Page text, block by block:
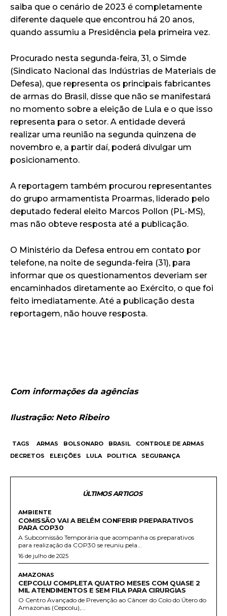
saiba que o cenário de 2023 é completamente
diferente daquele que encontrou há 20 anos,
quando assumiu a Presidência pela primeira vez.
Procurado nesta segunda-feira, 31, o Simde
(Sindicato Nacional das Indústrias de Materiais de
Defesa), que representa os principais fabricantes
de armas do Brasil, disse que não se manifestará
no momento sobre a eleição de Lula e o que isso
representa para o setor. A entidade deverá
realizar uma reunião na segunda quinzena de
novembro e, a partir daí, poderá divulgar um
posicionamento.
A reportagem também procurou representantes
do grupo armamentista Proarmas, liderado pelo
deputado federal eleito Marcos Pollon (PL-MS),
mas não obteve resposta até a publicação.
O Ministério da Defesa entrou em contato por
telefone, na noite de segunda-feira (31), para
informar que os questionamentos deveriam ser
encaminhados diretamente ao Exército, o que foi
feito imediatamente. Até a publicação desta
reportagem, não houve resposta.
Com informações da agências
Ilustração: Neto Ribeiro
TAGS ARMAS BOLSONARO BRASIL
CONTROLE DE ARMAS
DECRETOS
ELEIÇÕES LULA POLITICA SEGURANÇA
ÚLTIMOS ARTIGOS
AMBIENTE
COMISSÃO VAI A BELÉM CONFERIR PREPARATIVOS
PARA COP30
A Subcomissão Temporária que acompanha os preparativos
para realização da COP30 se reuniu pela...
16 de julho de 2025
AMAZONAS
CEPCOLU COMPLETA QUATRO MESES COM QUASE 2
MIL ATENDIMENTOS E SEM FILA PARA CIRURGIAS
O Centro Avançado de Prevenção ao Câncer do Colo do Útero do
Amazonas (Cepcolu),...